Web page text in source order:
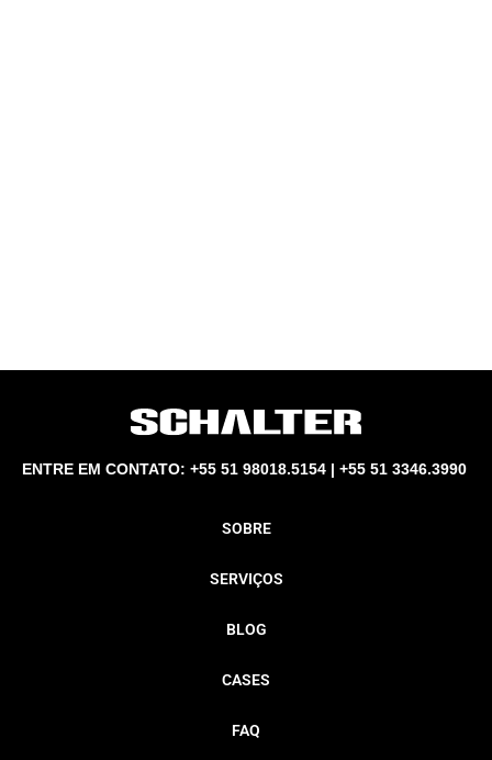
ENTRE EM CONTATO: +55 51 98018.5154 | +55 51 3346.3990
SOBRE
SERVIÇOS
BLOG
CASES
FAQ